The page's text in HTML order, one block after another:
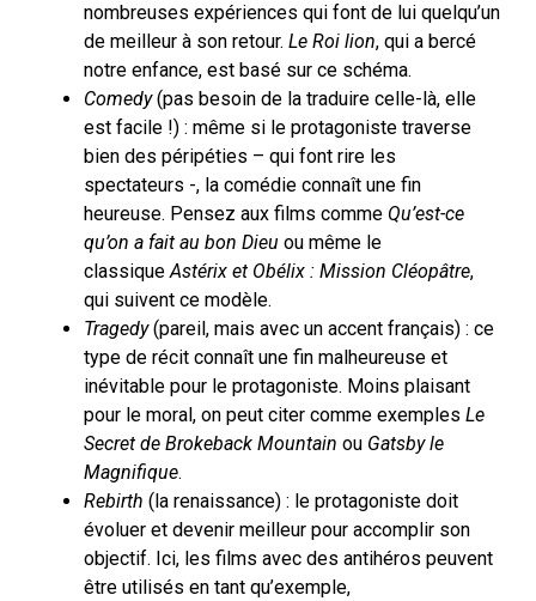
nombreuses expériences qui font de lui quelqu’un
de meilleur à son retour. Le Roi lion, qui a bercé
notre enfance, est basé sur ce schéma.
Comedy(pas besoin de la traduire celle-là, elle
est facile !) : même si le protagoniste traverse
bien des péripéties – qui font rire les
spectateurs -, la comédie connaît une fin
heureuse. Pensez aux films comme Qu’est-ce
qu’on a fait au bon Dieu ou même le
classiqueAstérix et Obélix : Mission Cléopâtre,
qui suivent ce modèle.
Tragedy(pareil, mais avec un accent français) : ce
type de récit connaît une fin malheureuse et
inévitable pour le protagoniste. Moins plaisant
pour le moral, on peut citer comme exemples Le
Secret de Brokeback Mountain ou Gatsby le
Magnifique.
Rebirth (la renaissance) : le protagoniste doit
évoluer et devenir meilleur pour accomplir son
objectif. Ici, les films avec des antihéros peuvent
être utilisés en tant qu’exemple,